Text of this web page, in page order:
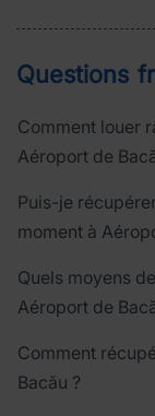
Questions
Comment louer
Aéroport de
Puis-je
moment à
Quels moyens
Aéroport de
Comment
Bacău ?